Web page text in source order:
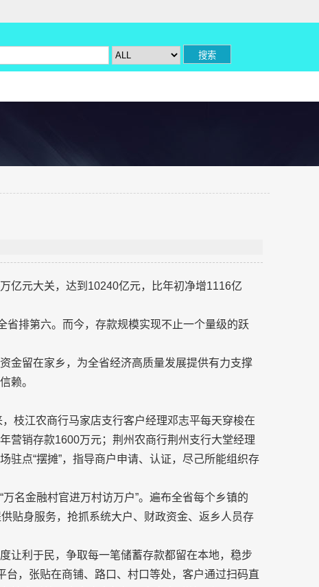
亿元大关，达到10240亿元，比年初净增1116亿
排第六。而今，存款规模实现不止一个量级的跃
金留在家乡，为全省经济高质量发展提供有力支撑
赖。
枝江农商行马家店支行客户经理邓志平每天穿梭在
营销存款1600万元；荆州农商行荆州支行大堂经理
驻点“摆摊”，指导商户申请、认证，尽己所能组织存
名金融村官进万村访万户”。遍布全省每个乡镇的
贴身服务，抢抓系统大户、财政资金、返乡人员存
让利于民，争取每一笔储蓄存款都留在本地，稳步
台，张贴在商铺、路口、村口等处，客户通过扫码直